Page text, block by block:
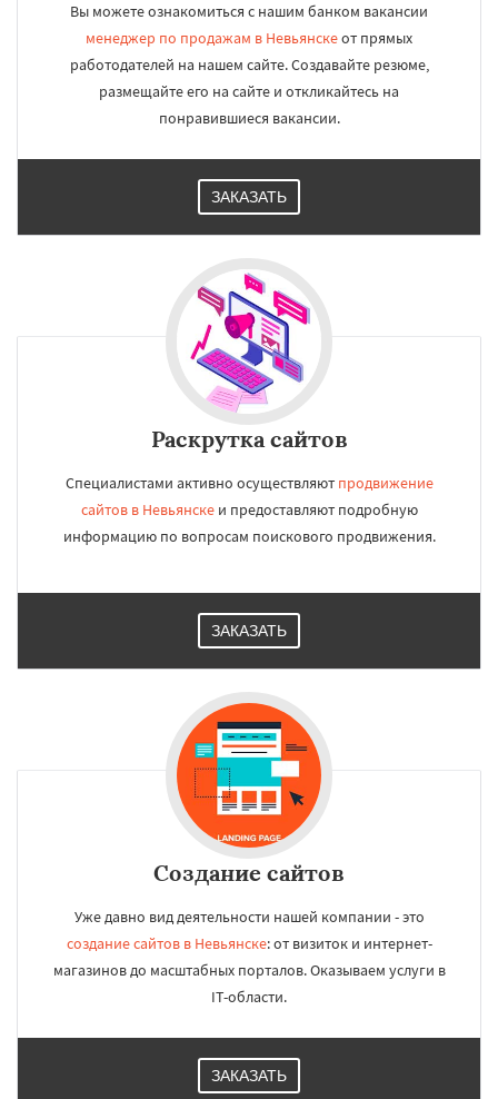
Вы можете ознакомиться с нашим банком вакансии
менеджер по продажам в Невьянскеот прямых
работодателей на нашем сайте. Создавайте резюме,
размещайте его на сайте и откликайтесь на
понравившиеся вакансии.
ЗАКАЗАТЬ
Раскрутка сайтов
Специалистами активно осуществляют продвижение
сайтов в Невьянскеи предоставляют подробную
информацию по вопросам поискового продвижения.
ЗАКАЗАТЬ
Создание сайтов
Уже давно вид деятельности нашей компании - это
создание сайтов в Невьянске: от визиток и интернет-
магазинов до масштабных порталов. Оказываем услуги в
IT-области.
ЗАКАЗАТЬ